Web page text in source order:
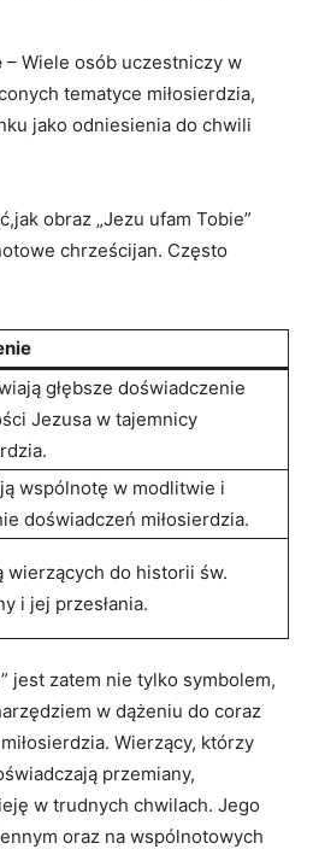
– Wiele osób⁣ uczestniczy w
tematyce miłosierdzia,
jako odniesienia​ do chwili
obraz „Jezu ufam Tobie”
chrześcijan. Często
głębsze doświadczenie
Jezusa w ​tajemnicy
wspólnotę w modlitwie i
doświadczeń miłosierdzia.
wierzących do historii św.
i jej ‌przesłania.
jest zatem nie tylko symbolem,
w dążeniu do coraz
Wierzący, którzy
przemiany,
w trudnych chwilach. Jego
oraz ​na wspólnotowych